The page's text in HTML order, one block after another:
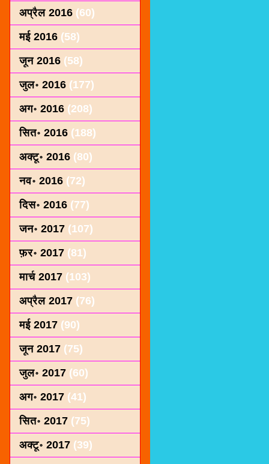
अप्रैल 2016 (60)
मई 2016 (58)
जून 2016 (58)
जुल॰ 2016 (177)
अग॰ 2016 (208)
सित॰ 2016 (188)
अक्टू॰ 2016 (80)
नव॰ 2016 (72)
दिस॰ 2016 (77)
जन॰ 2017 (107)
फ़र॰ 2017 (81)
मार्च 2017 (103)
अप्रैल 2017 (76)
मई 2017 (90)
जून 2017 (75)
जुल॰ 2017 (60)
अग॰ 2017 (41)
सित॰ 2017 (75)
अक्टू॰ 2017 (39)